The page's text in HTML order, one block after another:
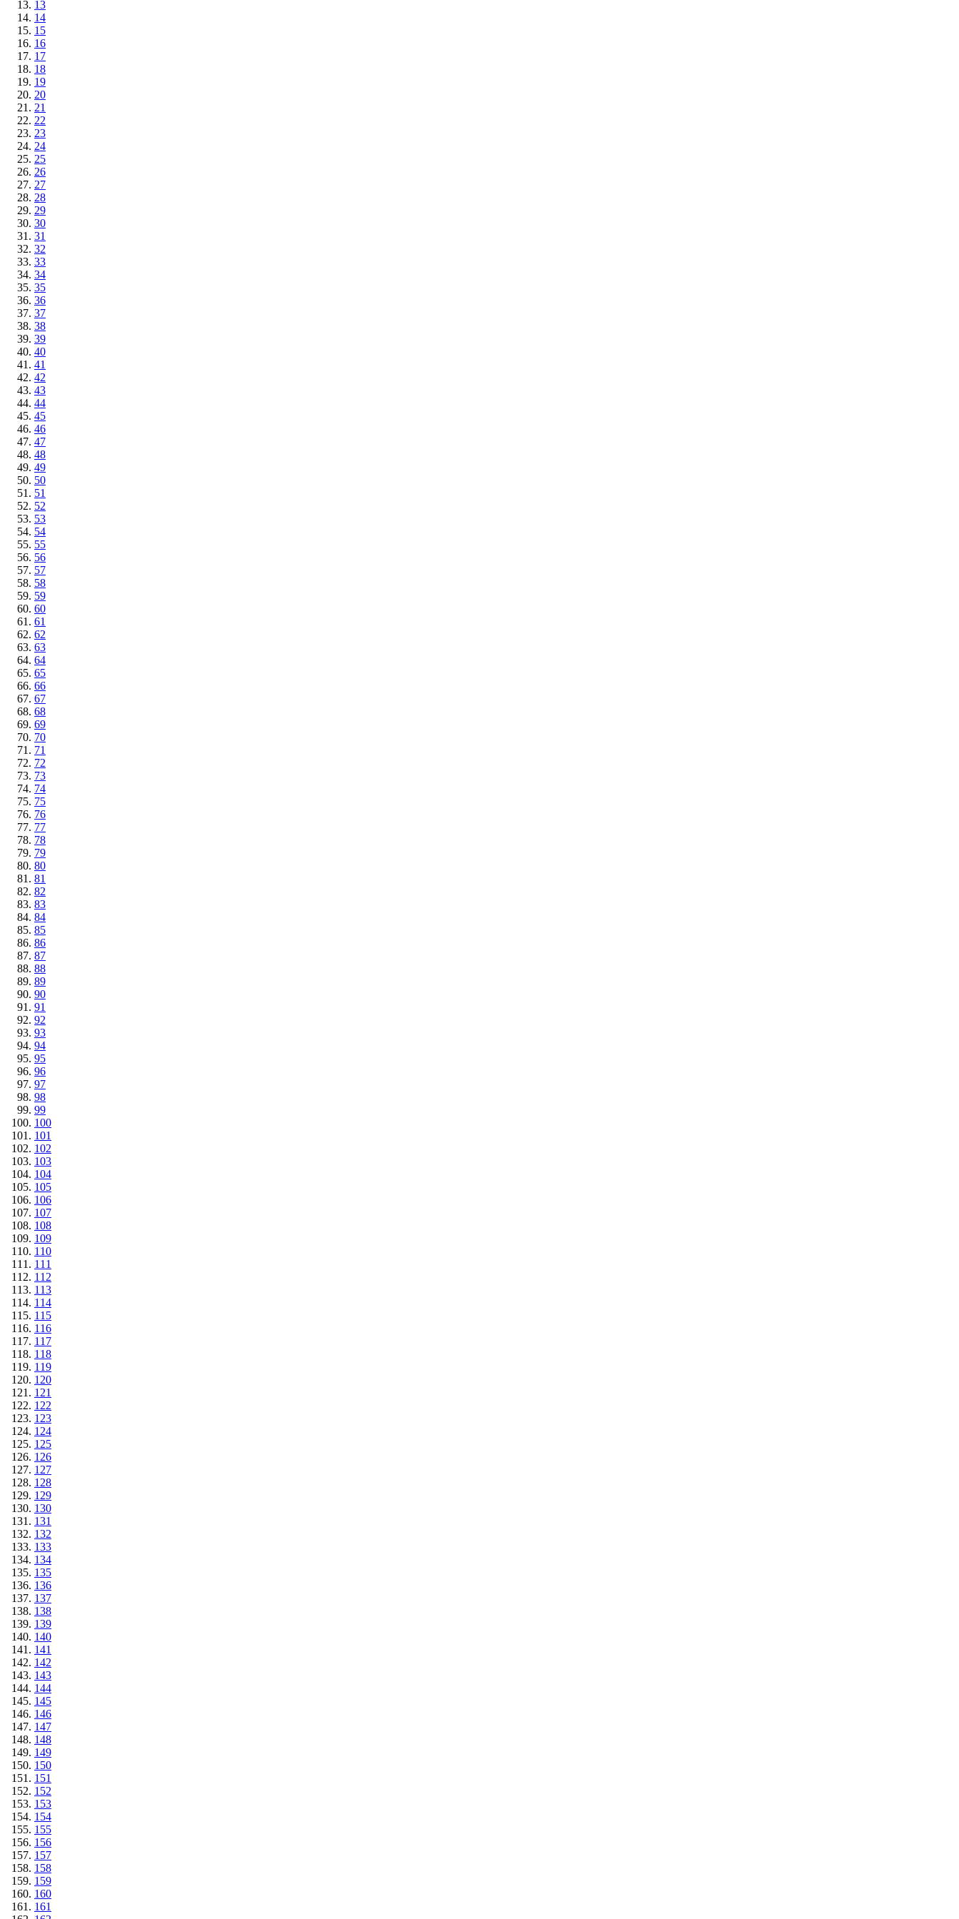
13
14
15
16
17
18
19
20
21
22
23
24
25
26
27
28
29
30
31
32
33
34
35
36
37
38
39
40
41
42
43
44
45
46
47
48
49
50
51
52
53
54
55
56
57
58
59
60
61
62
63
64
65
66
67
68
69
70
71
72
73
74
75
76
77
78
79
80
81
82
83
84
85
86
87
88
89
90
91
92
93
94
95
96
97
98
99
100
101
102
103
104
105
106
107
108
109
110
111
112
113
114
115
116
117
118
119
120
121
122
123
124
125
126
127
128
129
130
131
132
133
134
135
136
137
138
139
140
141
142
143
144
145
146
147
148
149
150
151
152
153
154
155
156
157
158
159
160
161